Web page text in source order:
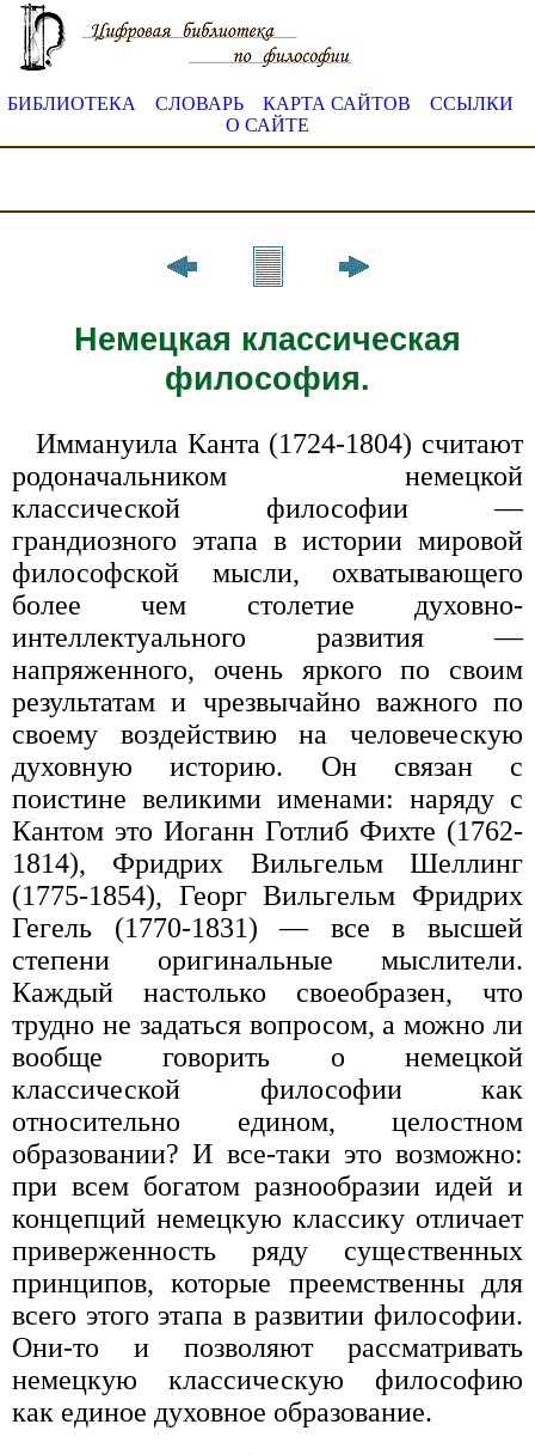
БИБЛИОТЕКА СЛОВАРЬ КАРТА САЙТОВ
ССЫЛКИ
О САЙТЕ
Немецкая классическая
философия.
Иммануила Канта (1724-1804) считают
родоначальником немецкой
классической философии —
грандиозного этапа в истории мировой
философской мысли, охватывающего
более чем столетие духовно-
интеллектуального развития —
напряженного, очень яркого по своим
результатам и чрезвычайно важного по
своему воздействию на человеческую
духовную историю. Он связан с
поистине великими именами: наряду с
Кантом это Иоганн Готлиб Фихте (1762-
1814), Фридрих Вильгельм Шеллинг
(1775-1854), Георг Вильгельм Фридрих
Гегель (1770-1831) — все в высшей
степени оригинальные мыслители.
Каждый настолько своеобразен, что
трудно не задаться вопросом, а можно ли
вообще говорить о немецкой
классической философии как
относительно едином, целостном
образовании? И все-таки это возможно:
при всем богатом разнообразии идей и
концепций немецкую классику отличает
приверженность ряду существенных
принципов, которые преемственны для
всего этого этапа в развитии философии.
Они-то и позволяют рассматривать
немецкую классическую философию
как единое духовное образование.